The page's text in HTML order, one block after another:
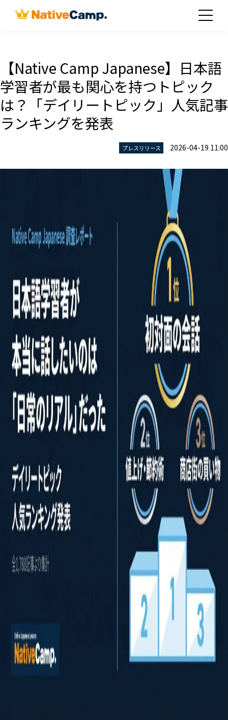
【Native Camp Japanese】日本語
学習者が最も関心を持つトピック
は？「デイリートピック」人気記事
ランキングを発表
プレスリリース 2026-04-19 11:00